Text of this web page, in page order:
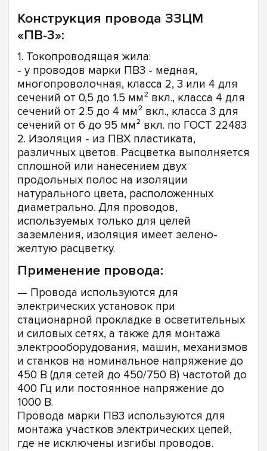
Конструкция провода ЗЗЦМ
«ПВ-3»:
1. Токопроводящая жила:
- у проводов марки ПВ3 - медная,
многопроволочная, класса 2, 3 или 4 для
сечений от 0,5 до 1.5 мм² вкл., класса 4 для
сечений от 2.5 до 4 мм² вкл., класса 3 для
сечений от 6 до 95 мм² вкл. по ГОСТ 22483
2. Изоляция - из ПВХ пластиката,
различных цветов. Расцветка выполняется
сплошной или нанесением двух
продольных полос на изоляции
натурального цвета, расположенных
диаметрально. Для проводов,
используемых только для целей
заземления, изоляция имеет зелено-
желтую расцветку.
Применение провода:
— Провода используются для
электрических установок при
стационарной прокладке в осветительных
и силовых сетях, а также для монтажа
электрооборудования, машин, механизмов
и станков на номинальное напряжение до
450 В (для сетей до 450/750 В) частотой до
400 Гц или постоянное напряжение до
1000 В.
Провода марки ПВ3 используются для
монтажа участков электрических цепей,
где не исключены изгибы проводов.